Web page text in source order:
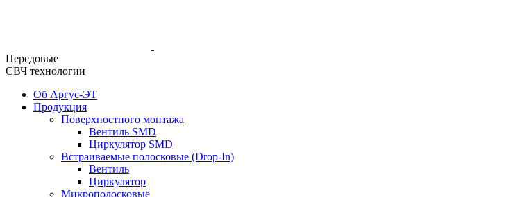
Передовые
СВЧ технологии
Об Аргус-ЭТ
Продукция
Поверхностного монтажа
Вентиль SMD
Циркулятор SMD
Встраиваемые полосковые (Drop-In)
Вентиль
Циркулятор
Микрополосковые